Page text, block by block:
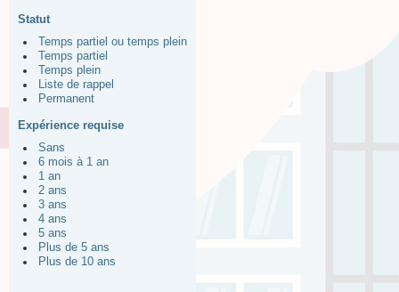
Statut
Temps partiel ou temps plein
Temps partiel
Temps plein
Liste de rappel
Permanent
Expérience requise
Sans
6 mois à 1 an
1 an
2 ans
3 ans
4 ans
5 ans
Plus de 5 ans
Plus de 10 ans